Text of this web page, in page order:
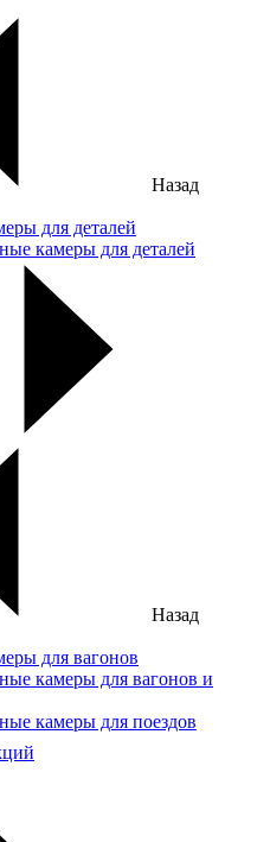
Назад
для деталей
камеры для деталей
Назад
для вагонов
камеры для вагонов и
камеры для поездов